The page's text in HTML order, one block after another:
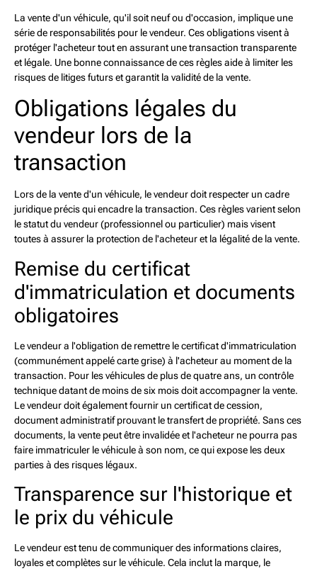
La vente d'un véhicule, qu'il soit neuf ou d'occasion, implique une
série de responsabilités pour le vendeur. Ces obligations visent à
protéger l'acheteur tout en assurant une transaction transparente
et légale. Une bonne connaissance de ces règles aide à limiter les
risques de litiges futurs et garantit la validité de la vente.
Obligations légales du
vendeur lors de la
transaction
Lors de la vente d'un véhicule, le vendeur doit respecter un cadre
juridique précis qui encadre la transaction. Ces règles varient selon
le statut du vendeur (professionnel ou particulier) mais visent
toutes à assurer la protection de l'acheteur et la légalité de la vente.
Remise du certificat
d'immatriculation et documents
obligatoires
Le vendeur a l'obligation de remettre le certificat d'immatriculation
(communément appelé carte grise) à l'acheteur au moment de la
transaction. Pour les véhicules de plus de quatre ans, un contrôle
technique datant de moins de six mois doit accompagner la vente.
Le vendeur doit également fournir un certificat de cession,
document administratif prouvant le transfert de propriété. Sans ces
documents, la vente peut être invalidée et l'acheteur ne pourra pas
faire immatriculer le véhicule à son nom, ce qui expose les deux
parties à des risques légaux.
Transparence sur l'historique et
le prix du véhicule
Le vendeur est tenu de communiquer des informations claires,
loyales et complètes sur le véhicule. Cela inclut la marque, le